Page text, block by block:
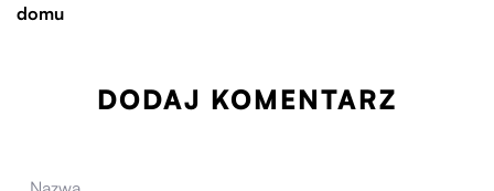
domu
DODAJ KOMENTARZ